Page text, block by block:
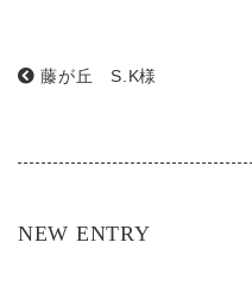
藤が丘 S.K様
NEW ENTRY